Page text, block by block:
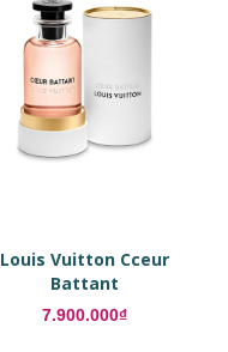
Louis Vuitton Cceur
Battant
7.900.000₫